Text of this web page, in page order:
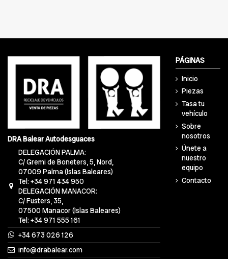
DRA Balear Autodesguaces
DELEGACIÓN PALMA:
C/ Gremi de Boneters, 5, Nord,
07009 Palma (Islas Baleares)
Tel: +34 971 434 950
DELEGACIÓN MANACOR:
C/ Fusters, 35,
07500 Manacor (Islas Baleares)
Tel: +34 971 555 161
+34 673 026 126
info@drabalear.com
PÁGINAS
Inicio
Piezas
Tasa tu
vehículo
Sobre
nosotros
Únete a
nuestro
equipo
Contacto